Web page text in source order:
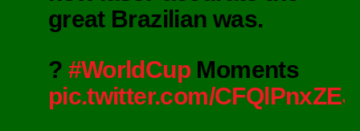
great Brazilian was.
? #WorldCup Moments
pic.twitter.com/CFQlPnxZEJ